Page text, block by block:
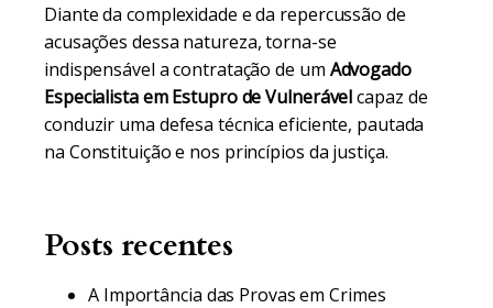
Diante da complexidade e da repercussão de
acusações dessa natureza, torna-se
indispensável a contratação de um Advogado
Especialista em Estupro de Vulnerávelcapaz de
conduzir uma defesa técnica eficiente, pautada
na Constituição e nos princípios da justiça.
Posts recentes
A Importância das Provas em Crimes